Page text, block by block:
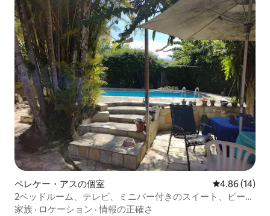
ペレケー・アスの個室 レビュー14
4.86 (14)
2ベッドルーム、テレビ、ミニバー付きのスイート、ビーチ
近く
家族 · ロケーション ·情報の正確さ